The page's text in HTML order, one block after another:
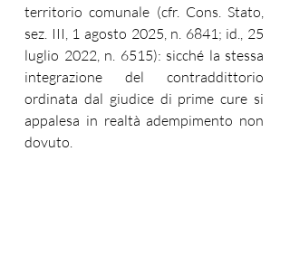
territorio comunale (cfr. Cons. Stato,
sez. III, 1 agosto 2025, n. 6841; id., 25
luglio 2022, n. 6515): sicché la stessa
integrazione del contraddittorio
ordinata dal giudice di prime cure si
appalesa in realtà adempimento non
dovuto.